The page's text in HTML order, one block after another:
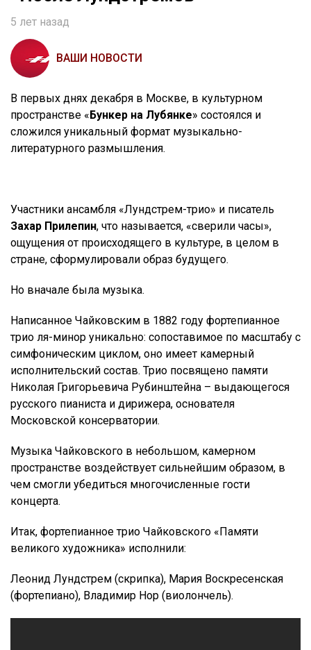
5 лет назад
ВАШИ НОВОСТИ
В первых днях декабря в Москве, в культурном
пространстве « Бункер на Лубянке» состоялся и
сложился уникальный формат музыкально-
литературного размышления.
Участники ансамбля «Лундстрем-трио» и писатель
Захар Прилепин, что называется, «сверили часы»,
ощущения от происходящего в культуре, в целом в
стране, сформулировали образ будущего.
Но вначале была музыка.
Написанное Чайковским в 1882 году фортепианное
трио ля-минор уникально: сопоставимое по масштабу с
симфоническим циклом, оно имеет камерный
исполнительский состав. Трио посвящено памяти
Николая Григорьевича Рубинштейна – выдающегося
русского пианиста и дирижера, основателя
Московской консерватории.
Музыка Чайковского в небольшом, камерном
пространстве воздействует сильнейшим образом, в
чем смогли убедиться многочисленные гости
концерта.
Итак, фортепианное трио Чайковского «Памяти
великого художника» исполнили:
Леонид Лундстрем (скрипка), Мария Воскресенская
(фортепиано), Владимир Нор (виолончель).